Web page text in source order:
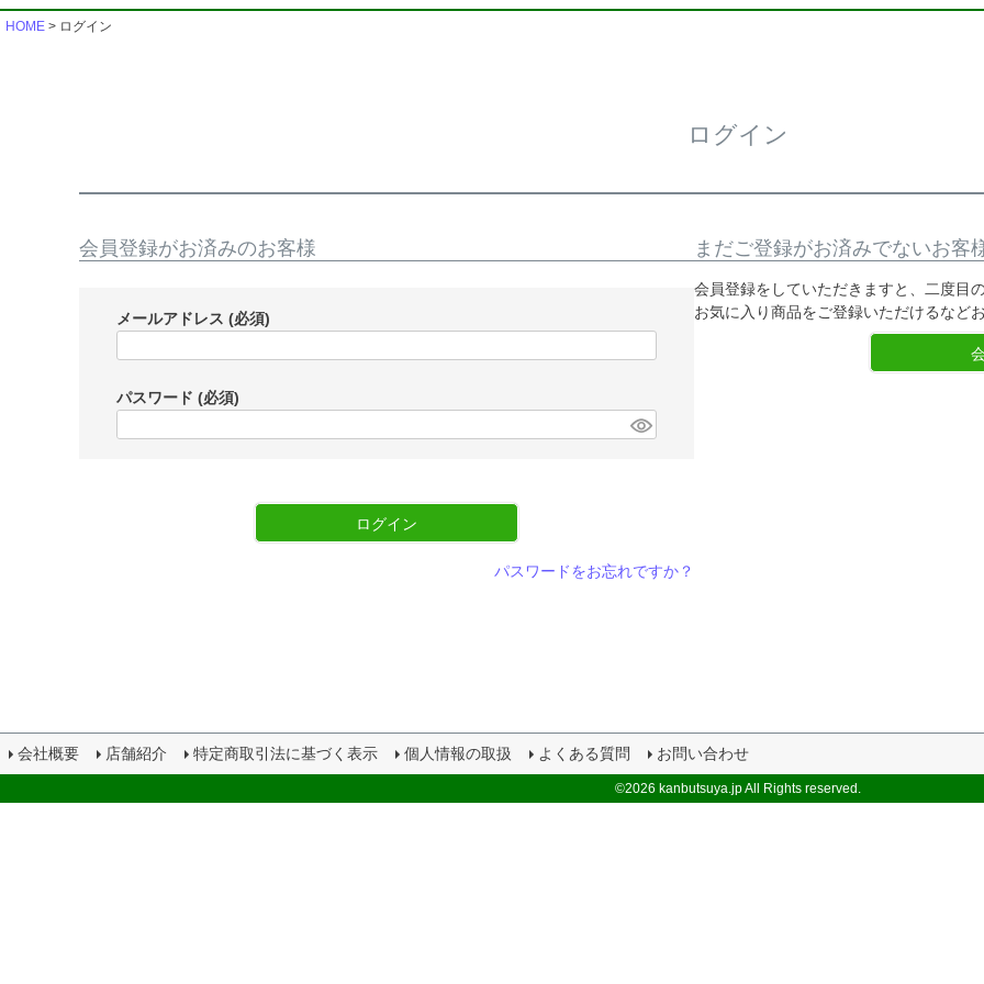
HOME ログイン
ログイン
会員登録がお済みのお客様
メールアドレス (必須)
パスワード (必須)
ログイン
パスワードをお忘れですか？
まだご登録がお済みでないお客
会員登録をしていただきますと、二度目
お気に入り商品をご登録いただけるなど
会社概要 店舗紹介 特定商取引法に基づく表示 個人情報の取扱 よくある質問 お問い合わせ
©2026 kanbutsuya.jp All Rights reserved.